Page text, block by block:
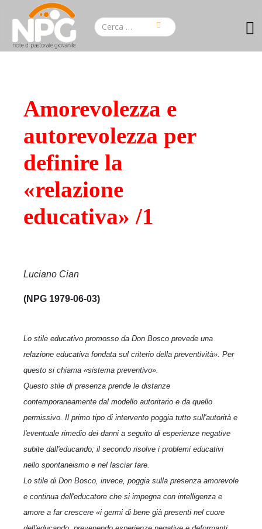
Amorevolezza e
autorevolezza per
definire la
«relazione
educativa» /1
Luciano Cian
(NPG 1979-06-03)
Lo stile educativo promosso da Don Bosco prevede una
relazione educativa fondata sul criterio della preventività». Per
questo si chiama «sistema preventivo».
Questo stile di presenza prende le distanze
contemporaneamente dal modello autoritario e da quello
permissivo. Il primo tipo di intervento poggia tutto sull'autorità e
l'eventuale rimedio dei danni a seguito di esperienze negative
subite dall'educando; il secondo risolve i problemi educativi
nello spontaneismo e nel lasciar fare.
Lo stile di Don Bosco, invece, poggia sulla presenza amorevole
e continua dell'educatore che si impegna con intelligenza e
amore a far crescere «i germi di bene già presenti nel cuore